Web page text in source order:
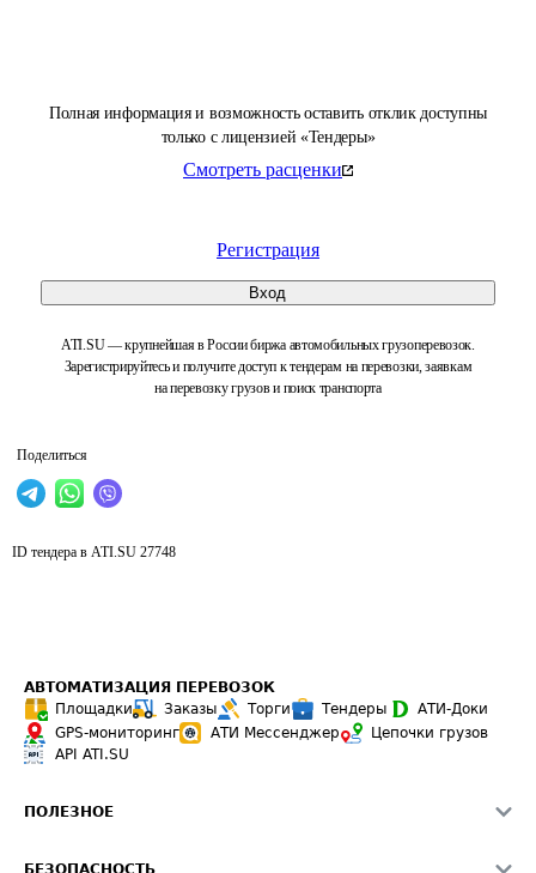
Полная информация и возможность оставить отклик доступны
только с лицензией «Тендеры»
Смотреть расценки
Регистрация
Вход
ATI.SU — крупнейшая в России биржа автомобильных грузоперевозок.
Зарегистрируйтесь и получите доступ к тендерам на перевозки, заявкам
на перевозку грузов и поиск транспорта
Поделиться
ID тендера в ATI.SU 27748
АВТОМАТИЗАЦИЯ ПЕРЕВОЗОК
Площадки
Заказы Торги Тендеры
АТИ-Доки
GPS-мониторинг
АТИ Мессенджер
Цепочки грузов
API ATI.SU
ПОЛЕЗНОЕ
БЕЗОПАСНОСТЬ